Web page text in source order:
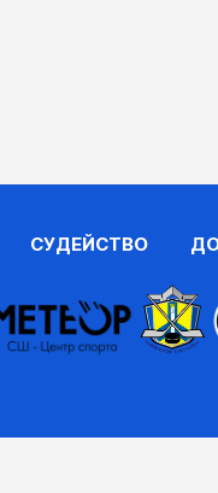
СУДЕЙСТВО